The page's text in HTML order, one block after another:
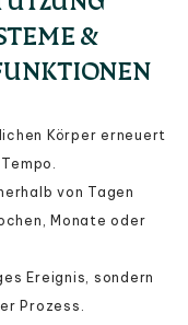
&
Körper erneuert
von Tagen
Monate oder
Ereignis, sondern
Prozess.